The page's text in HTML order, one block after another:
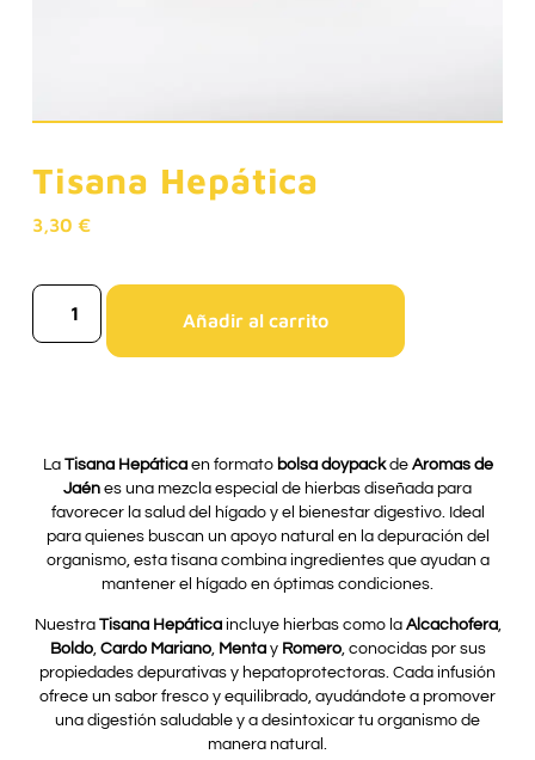
Tisana Hepática
3,30 €
Añadir al carrito
La Tisana Hepáticaen formato bolsa doypackde Aromas de
Jaén es una mezcla especial de hierbas diseñada para
favorecer la salud del hígado y el bienestar digestivo. Ideal
para quienes buscan un apoyo natural en la depuración del
organismo, esta tisana combina ingredientes que ayudan a
mantener el hígado en óptimas condiciones.
Nuestra Tisana Hepáticaincluye hierbas como la Alcachofera,
Boldo, Cardo Mariano, Mentay Romero, conocidas por sus
propiedades depurativas y hepatoprotectoras. Cada infusión
ofrece un sabor fresco y equilibrado, ayudándote a promover
una digestión saludable y a desintoxicar tu organismo de
manera natural.